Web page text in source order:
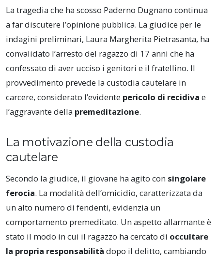
La tragedia che ha scosso Paderno Dugnano continua
a far discutere l’opinione pubblica. La giudice per le
indagini preliminari, Laura Margherita Pietrasanta, ha
convalidato l’arresto del ragazzo di 17 anni che ha
confessato di aver ucciso i genitori e il fratellino. Il
provvedimento prevede la custodia cautelare in
carcere, considerato l’evidente pericolo di recidiva e
l’aggravante della premeditazione.
La motivazione della custodia
cautelare
Secondo la giudice, il giovane ha agito con singolare
ferocia. La modalità dell’omicidio, caratterizzata da
un alto numero di fendenti, evidenzia un
comportamento premeditato. Un aspetto allarmante è
stato il modo in cui il ragazzo ha cercato di occultare
la propria responsabilità dopo il delitto, cambiando